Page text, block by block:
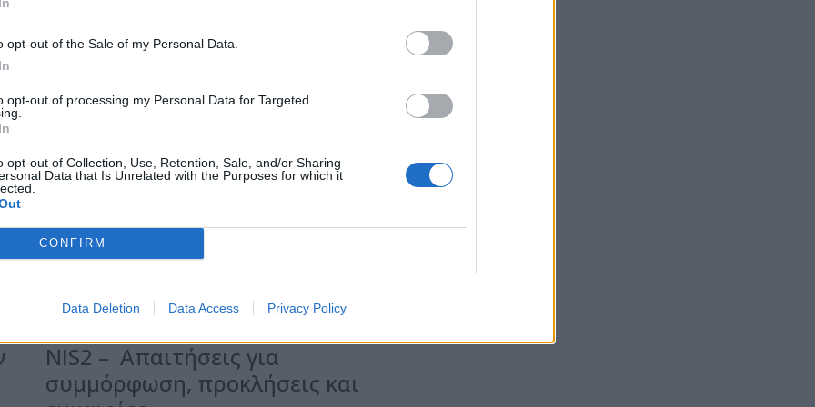
opt-out of the Sale of my Personal Data.
opt-out of processing my Personal Data for Targeted
opt-out of Collection, Use, Retention, Sale, and/or Sharing
Data that Is Unrelated with the Purposes for which it
CONFIRM
Data Deletion Data Access Privacy Policy
Νομοσχέδιο για την
ενσωμάτωση της Οδηγίας
Ο Υπουργός Ψηφιακής Διακυβέρνησης,
Συμβουλίου το νομοσχέδιο με το οποίο θα…
Posted on 28 Αυγ 2024
NIS2 – Απαιτήσεις για
συμμόρφωση, προκλήσεις και